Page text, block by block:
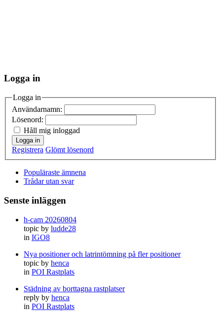
Logga in
Logga in
Användarnamn:
Lösenord:
Håll mig inloggad
Logga in
Registrera Glömt lösenord
Populäraste ämnena
Trådar utan svar
Senste inläggen
h-cam 20260804
topic by ludde28
in IGO8
Nya positioner och latrintömning på fler positioner
topic by henca
in POI Rastplats
Städning av borttagna rastplatser
reply by henca
in POI Rastplats